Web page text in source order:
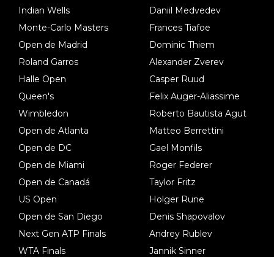
Indian Wells
Monte-Carlo Masters
Open de Madrid
Roland Garros
Halle Open
Queen's
Wimbledon
Open de Atlanta
Open de DC
Open de Miami
Open de Canadá
US Open
Open de San Diego
Next Gen ATP Finals
WTA Finals
Daniil Medvedev
Frances Tiafoe
Dominic Thiem
Alexander Zverev
Casper Ruud
Felix Auger-Aliassime
Roberto Bautista Agut
Matteo Berrettini
Gael Monfils
Roger Federer
Taylor Fritz
Holger Rune
Denis Shapovalov
Andrey Rublev
Jannik Sinner